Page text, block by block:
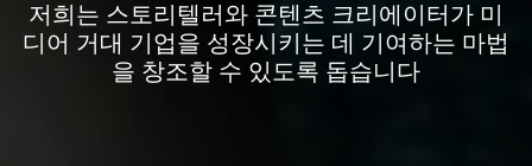
저희는 스토리텔러와 콘텐츠 크리에이터가 미
디어 거대 기업을 성장시키는 데 기여하는 마법
을 창조할 수 있도록 돕습니다